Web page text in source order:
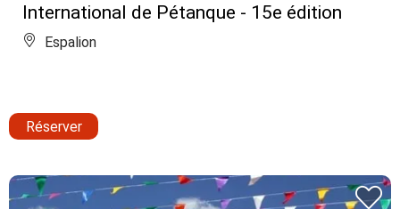
International de Pétanque - 15e édition
Espalion
Réserver